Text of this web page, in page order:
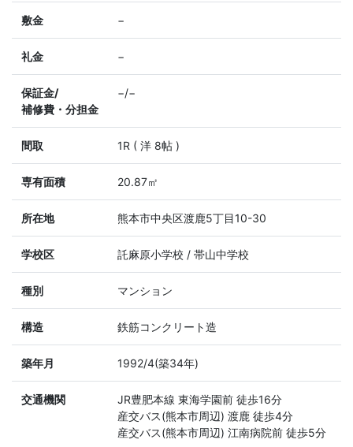
敷金 −
礼金 −
保証金/
補修費・分担金
−/−
間取 1R ( 洋 8帖 )
専有面積 20.87㎡
所在地 熊本市中央区渡鹿5丁目10-30
学校区 託麻原小学校 / 帯山中学校
種別 マンション
構造 鉄筋コンクリート造
築年月 1992/4(築34年)
交通機関
JR豊肥本線 東海学園前 徒歩16分
産交バス(熊本市周辺) 渡鹿 徒歩4分
産交バス(熊本市周辺) 江南病院前 徒歩5分